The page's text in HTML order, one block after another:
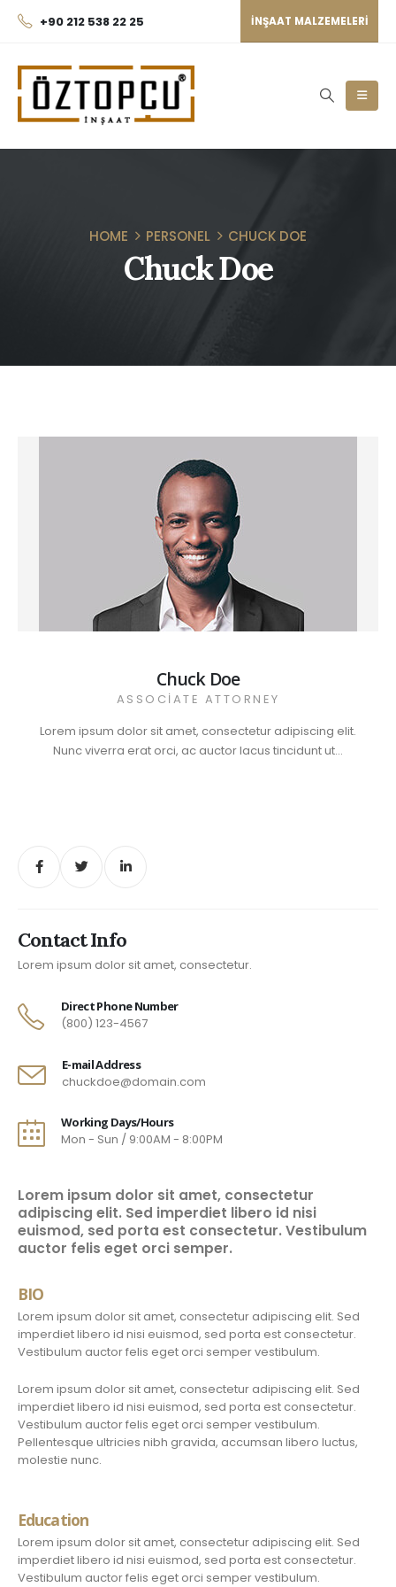
+90 212 538 22 25 INŞAAT MALZEMELERI
HOME PERSONEL CHUCK DOE
Chuck Doe
Chuck Doe
ASSOCIATE ATTORNEY
Lorem ipsum dolor sit amet, consectetur adipiscing elit.
Nunc viverra erat orci, ac auctor lacus tincidunt ut...
Contact Info
Lorem ipsum dolor sit amet, consectetur.
Direct Phone Number
(800) 123-4567
E-mail Address
chuckdoe@domain.com
Working Days/Hours
Mon - Sun / 9:00AM - 8:00PM
Lorem ipsum dolor sit amet, consectetur
adipiscing elit. Sed imperdiet libero id nisi
euismod, sed porta est consectetur. Vestibulum
auctor felis eget orci semper.
BIO
Lorem ipsum dolor sit amet, consectetur adipiscing elit. Sed
imperdiet libero id nisi euismod, sed porta est consectetur.
Vestibulum auctor felis eget orci semper vestibulum.
Lorem ipsum dolor sit amet, consectetur adipiscing elit. Sed
imperdiet libero id nisi euismod, sed porta est consectetur.
Vestibulum auctor felis eget orci semper vestibulum.
Pellentesque ultricies nibh gravida, accumsan libero luctus,
molestie nunc.
Education
Lorem ipsum dolor sit amet, consectetur adipiscing elit. Sed
imperdiet libero id nisi euismod, sed porta est consectetur.
Vestibulum auctor felis eget orci semper vestibulum.